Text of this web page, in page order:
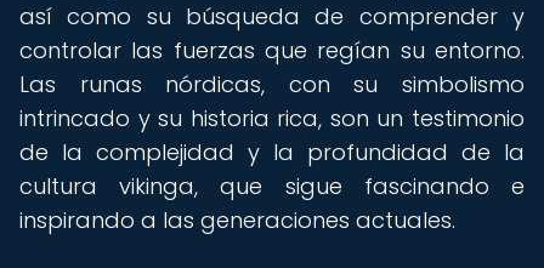
así como su búsqueda de comprender y
controlar las fuerzas que regían su entorno.
Las runas nórdicas, con su simbolismo
intrincado y su historia rica, son un testimonio
de la complejidad y la profundidad de la
cultura vikinga, que sigue fascinando e
inspirando a las generaciones actuales.